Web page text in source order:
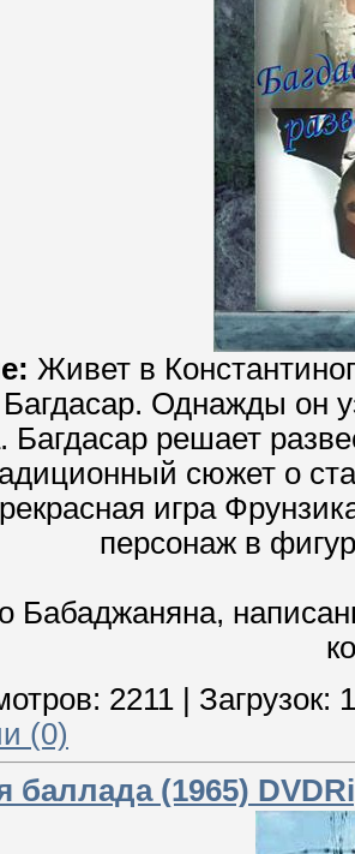
: Живет в
Однажды он
Багдасар решает
сюжет о
игра
персонаж в
Бабаджаняна,
2211 | Загрузок:
(0)
баллада (1965)